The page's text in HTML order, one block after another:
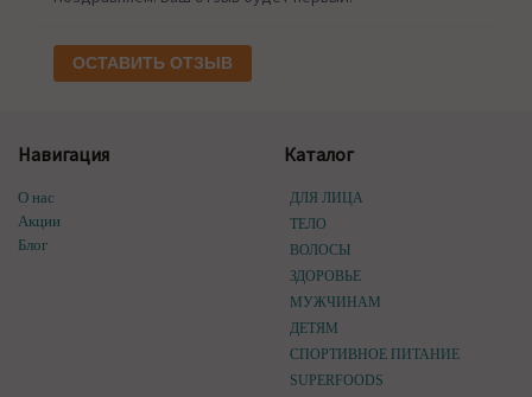
ОСТАВИТЬ ОТЗЫВ
Навигация
О нас
Акции
Блог
Каталог
ДЛЯ ЛИЦА
ТЕЛО
ВОЛОСЫ
ЗДОРОВЬЕ
МУЖЧИНАМ
ДЕТЯМ
СПОРТИВНОЕ ПИТАНИЕ
SUPERFOODS